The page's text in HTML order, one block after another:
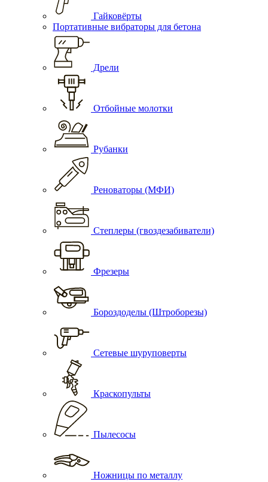
Гайковёрты
Портативные вибраторы для бетона
Дрели
Отбойные молотки
Рубанки
Реноваторы (МФИ)
Степлеры (гвоздезабиватели)
Фрезеры
Бороздоделы (Штроборезы)
Сетевые шуруповерты
Краскопульты
Пылесосы
Ножницы по металлу